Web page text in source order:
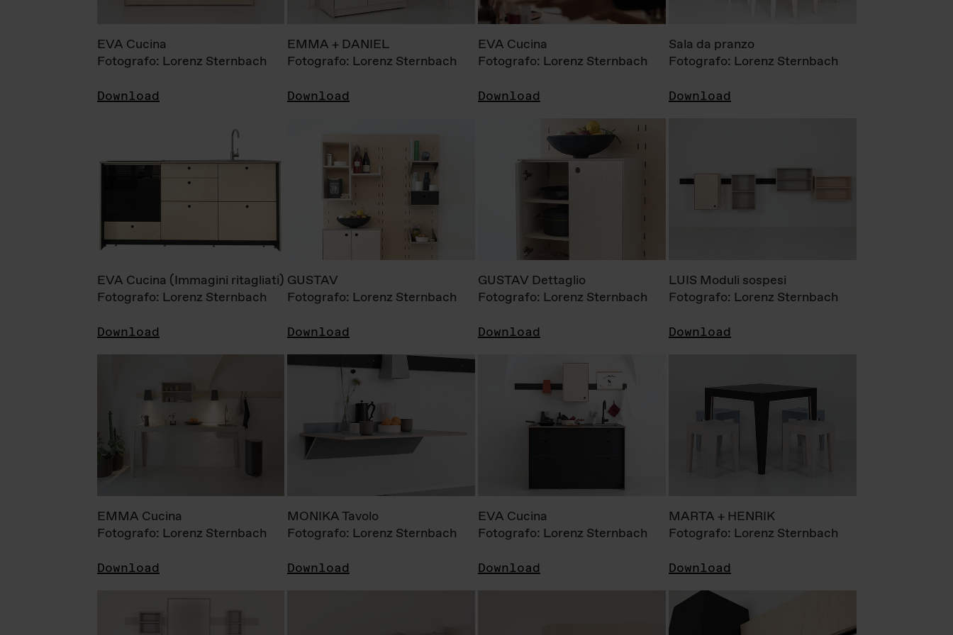
EVA Cucina
Fotografo: Lorenz Sternbach
Download
EMMA + DANIEL
Fotografo: Lorenz Sternbach
Download
EVA Cucina
Fotografo: Lorenz Sternbach
Download
Sala da pranzo
Fotografo: Lorenz Sternbach
Download
EVA Cucina (Immagini ritagliati)
Fotografo: Lorenz Sternbach
Download
GUSTAV
Fotografo: Lorenz Sternbach
Download
GUSTAV Dettaglio
Fotografo: Lorenz Sternbach
Download
LUIS Moduli sospesi
Fotografo: Lorenz Sternbach
Download
EMMA Cucina
Fotografo: Lorenz Sternbach
Download
MONIKA Tavolo
Fotografo: Lorenz Sternbach
Download
EVA Cucina
Fotografo: Lorenz Sternbach
Download
MARTA + HENRIK
Fotografo: Lorenz Sternbach
Download